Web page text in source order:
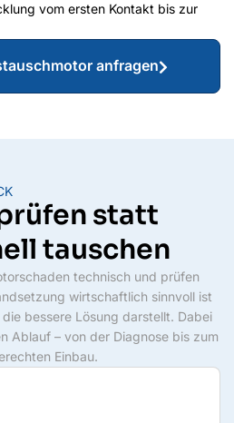
vom ersten Kontakt bis zur
anfragen
statt
tauschen
technisch und prüfen
wirtschaftlich sinnvoll ist
bessere Lösung darstellt. Dabei
Ablauf – von der Diagnose bis zum
Einbau.